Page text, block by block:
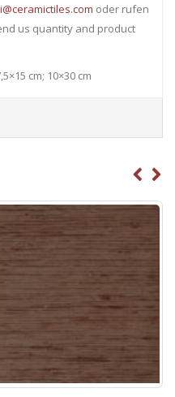
oder rufen
us quantity and product
cm; 10×30 cm